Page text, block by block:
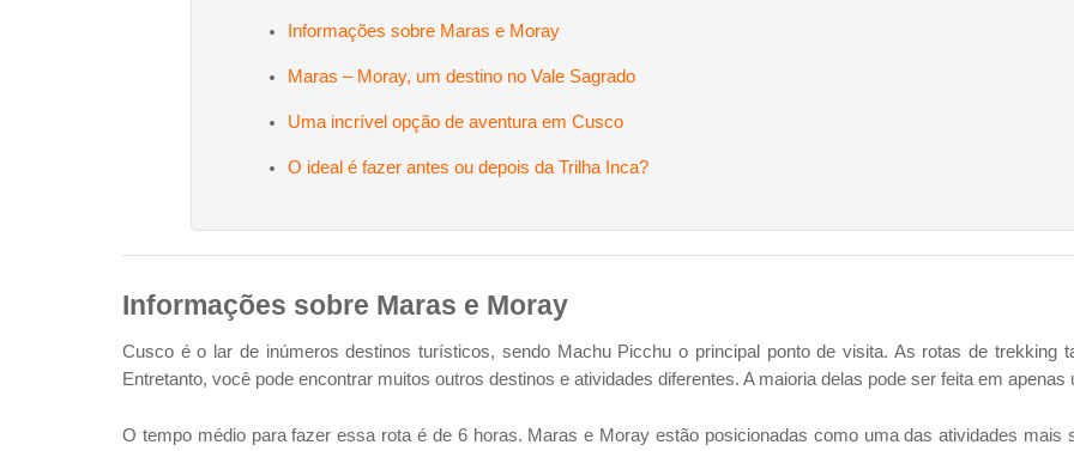
Informações sobre Maras e Moray
Maras – Moray, um destino no Vale Sagrado
Uma incrível opção de aventura em Cusco
O ideal é fazer antes ou depois da Trilha Inca?
Informações sobre Maras e Moray
Cusco é o lar de inúmeros destinos turísticos, sendo Machu Picchu o principal ponto de visita. As rotas de trekking
Entretanto, você pode encontrar muitos outros destinos e atividades diferentes. A maioria delas pode ser feita em
O tempo médio para fazer essa rota é de 6 horas. Maras e Moray estão posicionadas como uma das atividades